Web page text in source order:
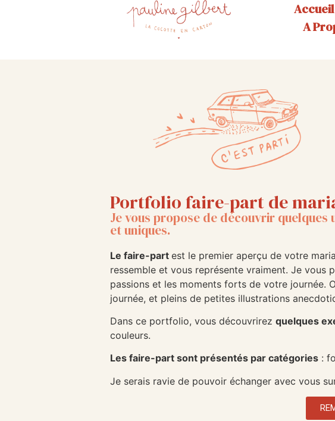
Accueil
A
Portfolio faire-part de
Je vous propose de découvrir
et uniques.
Le faire-part est le premier aperçu de votre
ressemble et vous représente vraiment. Je vous
passions et les moments forts de votre journée.
journée, et pleins de petites illustrations
Dans ce portfolio, vous découvrirez quelques
couleurs.
Les faire-part sont présentés par catégories:
Je serais ravie de pouvoir échanger avec vous